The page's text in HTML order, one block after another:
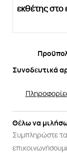
εκθέτης στο
Συνοδευτικά
Θέλω να
Συμπληρώστε